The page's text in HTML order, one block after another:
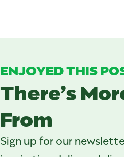
ENJOYED THIS
There’s
From
Sign up for our